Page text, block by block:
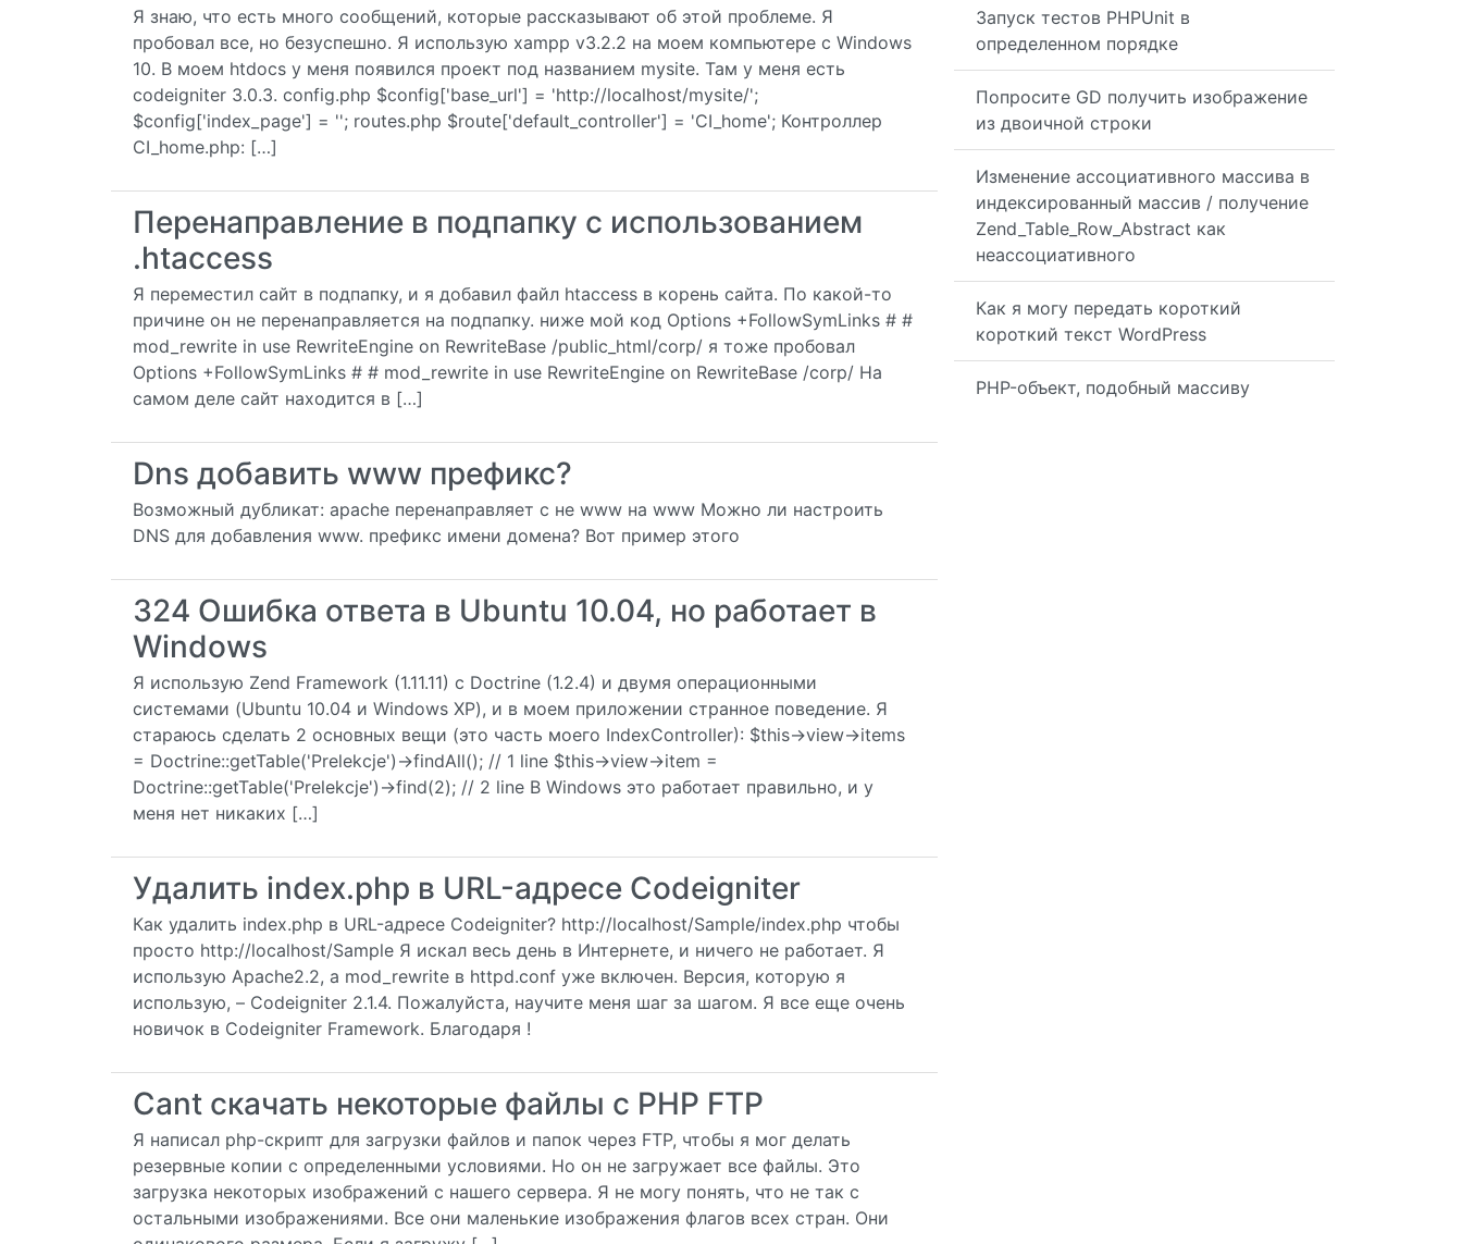
Я знаю, что есть много сообщений, которые рассказывают об этой проблеме. Я
пробовал все, но безуспешно. Я использую xampp v3.2.2 на моем компьютере с Windows
10. В моем htdocs у меня появился проект под названием mysite. Там у меня есть
codeigniter 3.0.3. config.php $config['base_url'] = 'http://localhost/mysite/';
$config['index_page'] = ''; routes.php $route['default_controller'] = 'CI_home'; Контроллер
CI_home.php: […]
Перенаправление в подпапку с использованием
.htaccess
Я переместил сайт в подпапку, и я добавил файл htaccess в корень сайта. По какой-то
причине он не перенаправляется на подпапку. ниже мой код Options +FollowSymLinks # #
mod_rewrite in use RewriteEngine on RewriteBase /public_html/corp/ я тоже пробовал
Options +FollowSymLinks # # mod_rewrite in use RewriteEngine on RewriteBase /corp/ На
самом деле сайт находится в […]
Dns добавить www префикс?
Возможный дубликат: apache перенаправляет с не www на www Можно ли настроить
DNS для добавления www. префикс имени домена? Вот пример этого
324 Ошибка ответа в Ubuntu 10.04, но работает в
Windows
Я использую Zend Framework (1.11.11) с Doctrine (1.2.4) и двумя операционными
системами (Ubuntu 10.04 и Windows XP), и в моем приложении странное поведение. Я
стараюсь сделать 2 основных вещи (это часть моего IndexController): $this->view->items
= Doctrine::getTable('Prelekcje')->findAll(); // 1 line $this->view->item =
Doctrine::getTable('Prelekcje')->find(2); // 2 line В Windows это работает правильно, и у
меня нет никаких […]
Удалить index.php в URL-адресе Codeigniter
Как удалить index.php в URL-адресе Codeigniter? http://localhost/Sample/index.php чтобы
просто http://localhost/Sample Я искал весь день в Интернете, и ничего не работает. Я
использую Apache2.2, а mod_rewrite в httpd.conf уже включен. Версия, которую я
использую, – Codeigniter 2.1.4. Пожалуйста, научите меня шаг за шагом. Я все еще очень
новичок в Codeigniter Framework. Благодаря !
Cant скачать некоторые файлы с PHP FTP
Я написал php-скрипт для загрузки файлов и папок через FTP, чтобы я мог делать
резервные копии с определенными условиями. Но он не загружает все файлы. Это
загрузка некоторых изображений с нашего сервера. Я не могу понять, что не так с
остальными изображениями. Все они маленькие изображения флагов всех стран. Они
Запуск тестов PHPUnit в
определенном порядке
Попросите GD получить изображение
из двоичной строки
Изменение ассоциативного массива в
индексированный массив / получение
Zend_Table_Row_Abstract как
неассоциативного
Как я могу передать короткий
короткий текст WordPress
PHP-объект, подобный массиву